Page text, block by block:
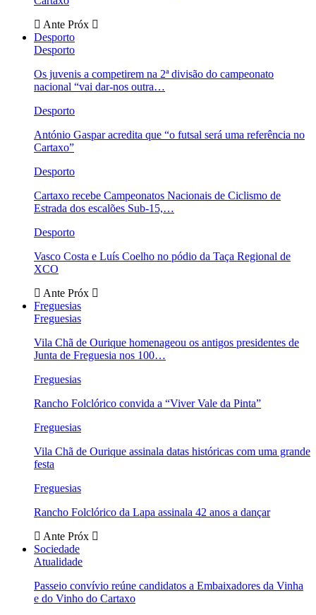
Ante Próx
Desporto
Desporto
Os juvenis a competirem na 2ª divisão do campeonato
nacional “vai dar-nos outra…
Desporto
António Gaspar acredita que “o futsal será uma referência no
Cartaxo”
Desporto
Cartaxo recebe Campeonatos Nacionais de Ciclismo de
Estrada dos escalões Sub-15,…
Desporto
Vasco Costa e Luís Coelho no pódio da Taça Regional de
XCO
Ante Próx
Freguesias
Freguesias
Vila Chã de Ourique homenageou os antigos presidentes de
Junta de Freguesia nos 100…
Freguesias
Rancho Folclórico convida a “Viver Vale da Pinta”
Freguesias
Vila Chã de Ourique assinala datas históricas com uma grande
festa
Freguesias
Rancho Folclórico da Lapa assinala 42 anos a dançar
Ante Próx
Sociedade
Atualidade
Passeio convívio reúne candidatos a Embaixadores da Vinha
e do Vinho do Cartaxo